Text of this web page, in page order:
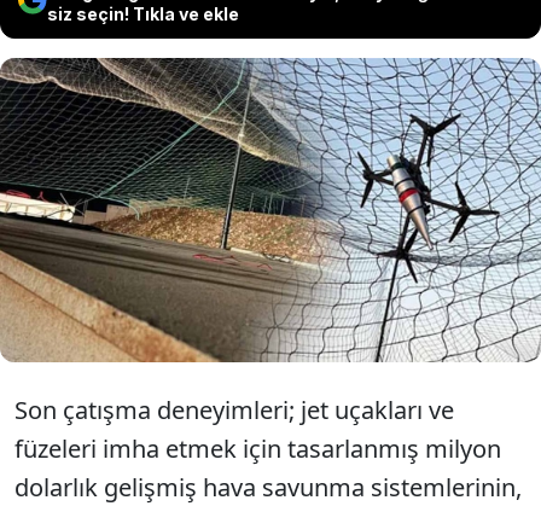
siz seçin! Tıkla ve ekle
Milyon dolarlık gelişmiş hava
savunma sistemlerine karşı metal
kafesler kurulmaya başlandı.
Son çatışma deneyimleri; jet uçakları ve
füzeleri imha etmek için tasarlanmış milyon
dolarlık gelişmiş hava savunma sistemlerinin,